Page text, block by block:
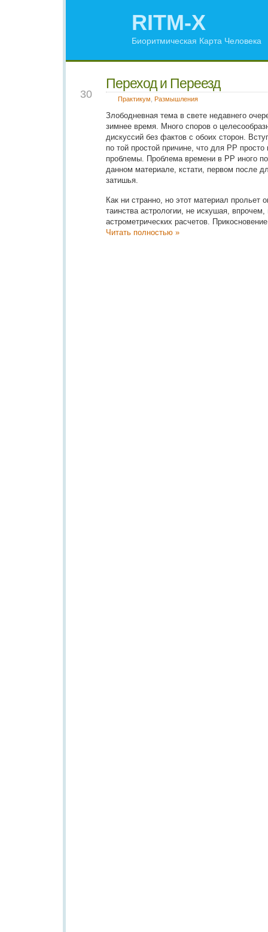
RITM-X
Биоритмическая Карта Человека
30
Переход и Переезд
Практикум Размышления
Злободневная тема в свете недавнего
зимнее время. Много споров о
дискуссий без фактов с обоих сторон.
по той простой причине, что для РР просто
проблемы. Проблема времени в РР иного
данном материале, кстати, первом после
затишья.
Как ни странно, но этот материал прольет
таинства астрологии, не искушая, впрочем,
астрометрических расчетов.
Читать полностью »